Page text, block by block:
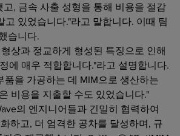
, 금속 사출 성형을 통해 비용을 절감
고 있었습니다."라고 말합니다. 이때 팀
습니다.
상과 정교하게 형성된 특징으로 인해
에 매우 적합합니다."라고 설명합니다.
품을 가공하는 데 MIM으로 생산하는
비용을 지출할 수도 있었습니다."
의 엔지니어들과 긴밀히 협력하여
하고, 더 엄격한 공차를 달성하며, 규